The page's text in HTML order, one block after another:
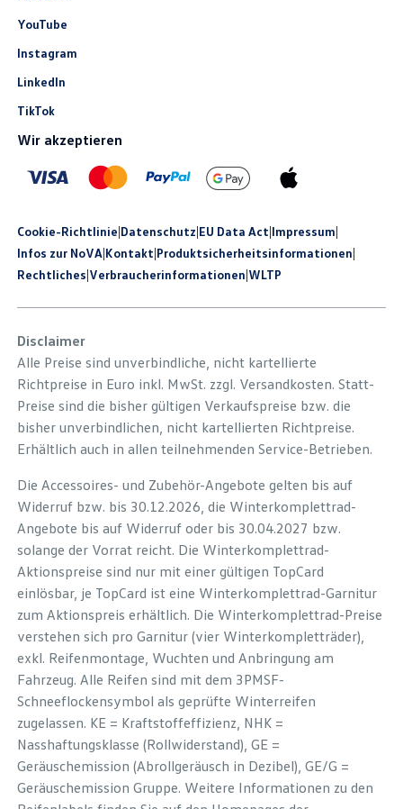
YouTube
Instagram
LinkedIn
TikTok
Wir akzeptieren
Cookie-Richtlinie|Datenschutz|EU Data Act|Impressum|
Infos zur NoVA|Kontakt|Produkt­sicherheits­informationen|
Rechtliches|Verbraucherinformationen|WLTP
Disclaimer
Alle Preise sind unverbindliche, nicht kartellierte
Richtpreise in Euro inkl. MwSt. zzgl. Versandkosten. Statt-
Preise sind die bisher gültigen Verkaufspreise bzw. die
bisher unverbindlichen, nicht kartellierten Richtpreise.
Erhältlich auch in allen teilnehmenden Service-Betrieben.
Die Accessoires- und Zubehör-Angebote gelten bis auf
Widerruf bzw. bis 30.12.2026, die Winterkomplettrad-
Angebote bis auf Widerruf oder bis 30.04.2027 bzw.
solange der Vorrat reicht. Die Winterkomplettrad-
Aktionspreise sind nur mit einer gültigen TopCard
einlösbar, je TopCard ist eine Winterkomplettrad-Garnitur
zum Aktionspreis erhältlich. Die Winterkomplettrad-Preise
verstehen sich pro Garnitur (vier Winterkompletträder),
exkl. Reifenmontage, Wuchten und Anbringung am
Fahrzeug. Alle Reifen sind mit dem 3PMSF-
Schneeflockensymbol als geprüfte Winterreifen
zugelassen. KE = Kraftstoffeffizienz, NHK =
Nasshaftungsklasse (Rollwiderstand), GE =
Geräuschemission (Abrollgeräusch in Dezibel), GE/G =
Geräuschemission Gruppe. Weitere Informationen zu den